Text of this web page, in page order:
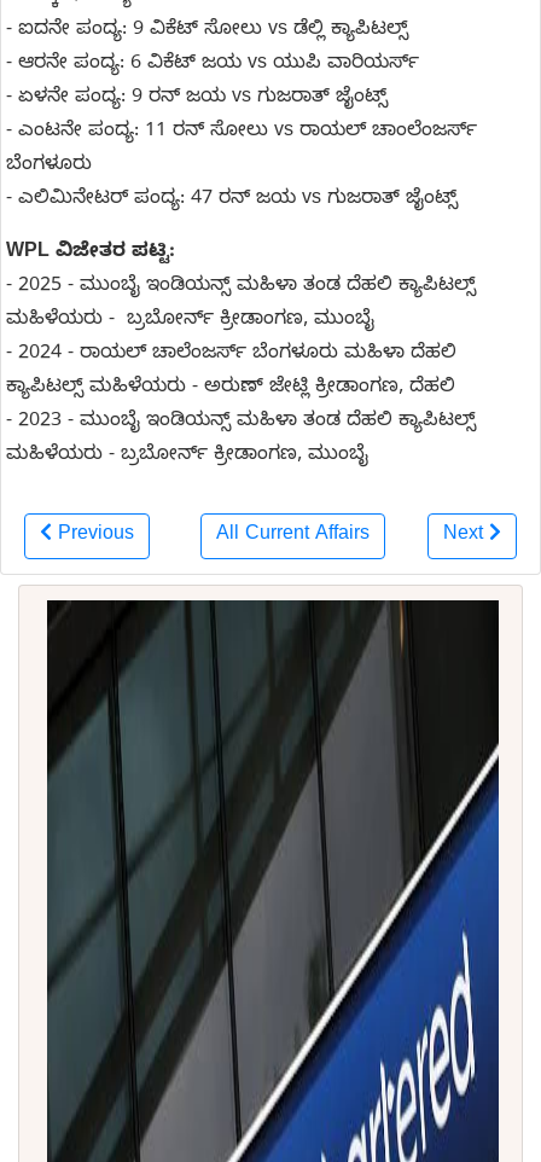
- ಐದನೇ ಪಂದ್ಯ: 9 ವಿಕೆಟ್‌ ಸೋಲು vs ಡೆಲ್ಲಿ ಕ್ಯಾಪಿಟಲ್ಸ್‌
- ಆರನೇ ಪಂದ್ಯ: 6 ವಿಕೆಟ್‌ ಜಯ vs ಯುಪಿ ವಾರಿಯರ್ಸ್‌
- ಏಳನೇ ಪಂದ್ಯ: 9 ರನ್‌ ಜಯ vs ಗುಜರಾತ್‌ ಜೈಂಟ್ಸ್‌
- ಎಂಟನೇ ಪಂದ್ಯ: 11 ರನ್‌ ಸೋಲು vs ರಾಯಲ್‌ ಚಾಂಲೆಂಜರ್ಸ್‌
ಬೆಂಗಳೂರು
- ಎಲಿಮಿನೇಟರ್ ಪಂದ್ಯ: 47 ರನ್‌ ಜಯ vs ಗುಜರಾತ್‌ ಜೈಂಟ್ಸ್‌
WPL ವಿಜೇತರ ಪಟ್ಟಿ:
- 2025 - ಮುಂಬೈ ಇಂಡಿಯನ್ಸ್ ಮಹಿಳಾ ತಂಡ ದೆಹಲಿ ಕ್ಯಾಪಿಟಲ್ಸ್
ಮಹಿಳೆಯರು - ಬ್ರಬೋರ್ನ್ ಕ್ರೀಡಾಂಗಣ, ಮುಂಬೈ
- 2024 - ರಾಯಲ್ ಚಾಲೆಂಜರ್ಸ್ ಬೆಂಗಳೂರು ಮಹಿಳಾ ದೆಹಲಿ
ಕ್ಯಾಪಿಟಲ್ಸ್ ಮಹಿಳೆಯರು - ಅರುಣ್ ಜೇಟ್ಲಿ ಕ್ರೀಡಾಂಗಣ, ದೆಹಲಿ
- 2023 - ಮುಂಬೈ ಇಂಡಿಯನ್ಸ್ ಮಹಿಳಾ ತಂಡ ದೆಹಲಿ ಕ್ಯಾಪಿಟಲ್ಸ್
ಮಹಿಳೆಯರು - ಬ್ರಬೋರ್ನ್ ಕ್ರೀಡಾಂಗಣ, ಮುಂಬೈ
Previous All Current Affairs Next